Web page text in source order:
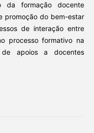
da formação docente
promoção do bem-estar
de interação entre
processo formativo na
de apoios a docentes